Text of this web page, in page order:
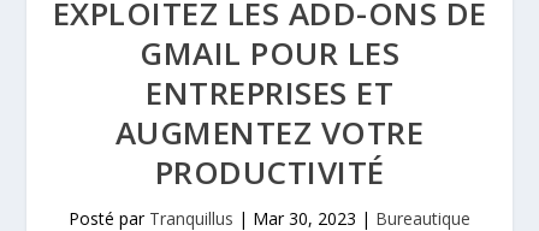
EXPLOITEZ LES ADD-ONS DE
GMAIL POUR LES
ENTREPRISES ET
AUGMENTEZ VOTRE
PRODUCTIVITÉ
Posté par Tranquillus | Mar 30, 2023 | Bureautique